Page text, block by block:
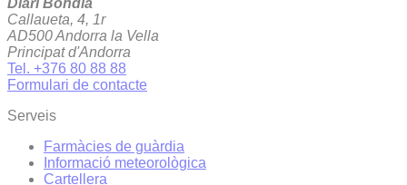
Callaueta, 4, 1r
AD500 Andorra la Vella
Principat d'Andorra
Tel. +376 80 88 88
Formulari de contacte
Serveis
Farmàcies de guàrdia
Informació meteorològica
Cartellera